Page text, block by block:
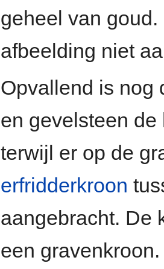
geheel van
afbeelding niet
Opvallend is nog
en gevelsteen
terwijl er op de
erfridderkroon
aangebracht. De
een gravenkroon.